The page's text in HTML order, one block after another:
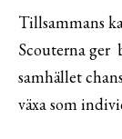
Tillsammans
Scouterna ger
samhället
växa som